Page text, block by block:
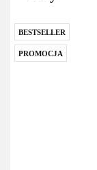
BESTSELLER
PROMOCJA